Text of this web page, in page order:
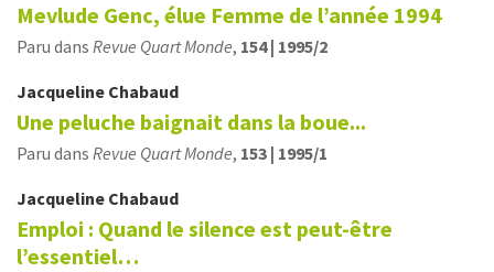
Mevlude Genc, élue Femme de l’année 1994
Paru dans Revue Quart Monde, 154 | 1995/2
Jacqueline Chabaud
Une peluche baignait dans la boue...
Paru dans Revue Quart Monde, 153 | 1995/1
Jacqueline Chabaud
Emploi : Quand le silence est peut-être
l’essentiel…